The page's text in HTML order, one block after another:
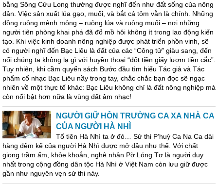
bằng Sông Cửu Long thường được nghĩ đến như đất sống của nông
dân. Việc sản xuất lúa gạo, muối, và bắt cá tôm vẫn là chính. Những
đồng ruộng mênh mông – ruộng lúa và ruộng muối – nơi những
người tiên phòng khai phá đã đổ mồ hôi không ít trong lao động kiến
tạo. Khi việc kinh doanh nông nghiệp được phát triển phồn vinh, sẽ
có người nghĩ đến Bạc Liêu là đất của các “Công tử” giàu sang, đến
nổi chúng ta không lạ gì với huyền thoại “đốt tiền giấy lượm tiền cắc”.
Tuy nhiên, khi cầm quyển sách Bước đầu tìm hiểu Tác giả và Tác
phẩm cổ nhạc Bạc Liêu nầy trong tay, chắc chắc bạn đọc sẽ ngạc
nhiên về một thực tế khác: Bạc Liêu không chỉ là đất nông nghiệp mà
còn nổi bật hơn nữa là vùng đất âm nhạc!
NGƯỜI GIỮ HỒN TRƯỜNG CA XA NHÀ CA
CỦA NGƯỜI HÀ NHÌ
Tổ tiên Hà Nhì ta ở đó… Sử thi P’huỳ Ca Na Ca dài
hàng đêm kể của người Hà Nhì được mở đầu như thế. Với chất
giọng trầm ấm, khỏe khoắn, nghệ nhân Pờ Lóng Tơ là người duy
nhất trong cộng đồng dân tộc Hà Nhì ở Việt Nam còn lưu giữ được
gần như nguyên vẹn sử thi này.